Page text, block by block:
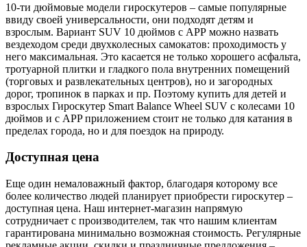
10-ти дюймовые модели гироскутеров – самые популярные
ввиду своей универсальности, они подходят детям и
взрослым. Вариант SUV 10 дюймов c АРР можно назвать
вездеходом среди двухколесных самокатов: проходимость у
него максимальная. Это касается не только хорошего асфальта,
тротуарной плитки и гладкого пола внутренних помещений
(торговых и развлекательных центров), но и загородных
дорог, тропинок в парках и пр. Поэтому купить для детей и
взрослых Гироскутер Smart Balance Wheel SUV с колесами 10
дюймов и с APP приложением стоит не только для катания в
пределах города, но и для поездок на природу.
Доступная цена
Еще один немаловажный фактор, благодаря которому все
более количество людей планирует приобрести гироскутер –
доступная цена. Наш интернет-магазин напрямую
сотрудничает с производителем, так что нашим клиентам
гарантирована минимально возможная стоимость. Регулярные